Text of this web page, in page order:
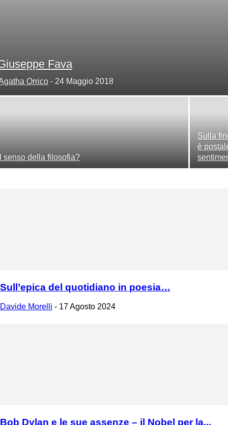
Fava
Orrico - 24 Maggio 2018
senso della filosofia?
Sulla
è
Sull’epica del quotidiano in poesia…
Davide Morelli - 17 Agosto 2024
Bob Dylan e le sue assenze – il Nobel per la...